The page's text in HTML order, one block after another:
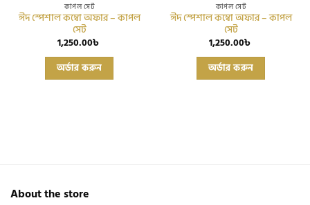
কাপল সেট
ঈদ স্পেশাল কম্বো অফার – কাপল
সেট
1,250.00৳
অর্ডার করুন
This
has
কাপল সেট
ঈদ স্পেশাল কম্বো অফার – কাপল
সেট
1,250.00৳
অর্ডার করুন
This
has
About the store